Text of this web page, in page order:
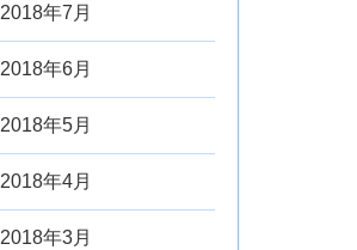
2018年7月
2018年6月
2018年5月
2018年4月
2018年3月